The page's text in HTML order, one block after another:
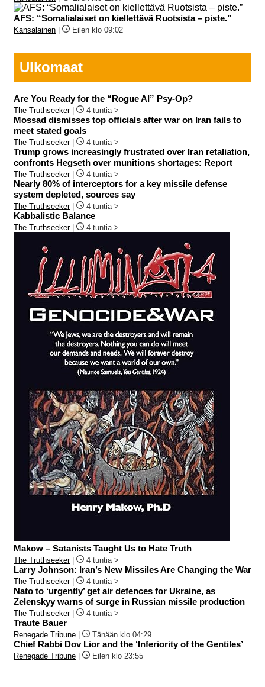
AFS: “Somalialaiset on kiellettävä Ruotsista – piste.”
Kansalainen Eilen klo 09:02
Ulkomaat
Are You Ready for the “Rogue AI” Psy-Op?
The Truthseeker| 4 tuntia >
Mossad dismisses top officials after war on Iran fails to
meet stated goals
The Truthseeker| 4 tuntia >
Trump grows increasingly frustrated over Iran retaliation,
confronts Hegseth over munitions shortages: Report
The Truthseeker| 4 tuntia >
Nearly 80% of interceptors for a key missile defense
system depleted, sources say
The Truthseeker| 4 tuntia >
Kabbalistic Balance
The Truthseeker| 4 tuntia >
Makow – Satanists Taught Us to Hate Truth
The Truthseeker| 4 tuntia >
Larry Johnson: Iran’s New Missiles Are Changing the War
The Truthseeker| 4 tuntia >
Nato to ‘urgently’ get air defences for Ukraine, as
Zelenskyy warns of surge in Russian missile production
The Truthseeker| 4 tuntia >
Traute Bauer
Renegade Tribune Tänään klo 04:29
Chief Rabbi Dov Lior and the ‘Inferiority of the Gentiles’
Renegade Tribune Eilen klo 23:55